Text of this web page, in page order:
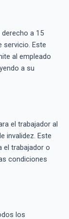
a 15
servicio. Este
al empleado
a su
el trabajador al
invalidez. Este
el trabajador o
condiciones
los